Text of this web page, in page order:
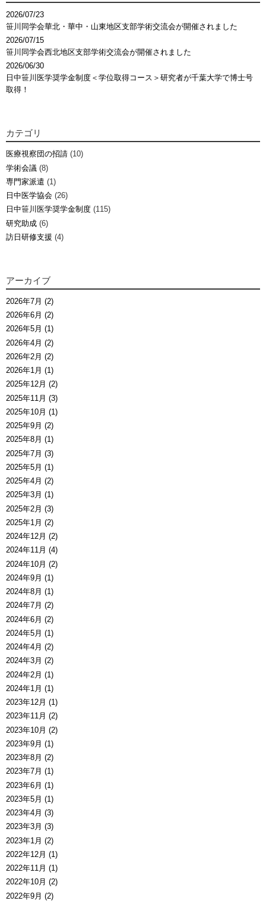
2026/07/23
笹川同学会華北・華中・山東地区支部学術交流会が開催されました
2026/07/15
笹川同学会西北地区支部学術交流会が開催されました
2026/06/30
日中笹川医学奨学金制度＜学位取得コース＞研究者が千葉大学で博士号
取得！
カテゴリ
医療視察団の招請 (10)
学術会議 (8)
専門家派遣 (1)
日中医学協会 (26)
日中笹川医学奨学金制度 (115)
研究助成 (6)
訪日研修支援 (4)
アーカイブ
2026年7月 (2)
2026年6月 (2)
2026年5月 (1)
2026年4月 (2)
2026年2月 (2)
2026年1月 (1)
2025年12月 (2)
2025年11月 (3)
2025年10月 (1)
2025年9月 (2)
2025年8月 (1)
2025年7月 (3)
2025年5月 (1)
2025年4月 (2)
2025年3月 (1)
2025年2月 (3)
2025年1月 (2)
2024年12月 (2)
2024年11月 (4)
2024年10月 (2)
2024年9月 (1)
2024年8月 (1)
2024年7月 (2)
2024年6月 (2)
2024年5月 (1)
2024年4月 (2)
2024年3月 (2)
2024年2月 (1)
2024年1月 (1)
2023年12月 (1)
2023年11月 (2)
2023年10月 (2)
2023年9月 (1)
2023年8月 (2)
2023年7月 (1)
2023年6月 (1)
2023年5月 (1)
2023年4月 (3)
2023年3月 (3)
2023年1月 (2)
2022年12月 (1)
2022年11月 (1)
2022年10月 (2)
2022年9月 (2)